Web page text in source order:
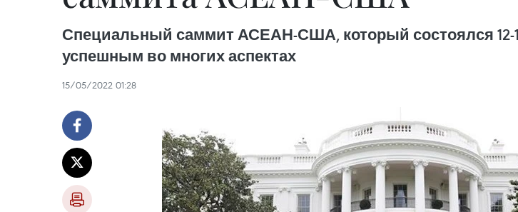
Специальный саммит АСЕАН-США, который состоялся 12-
успешным во многих аспектах
15/05/2022 01:28